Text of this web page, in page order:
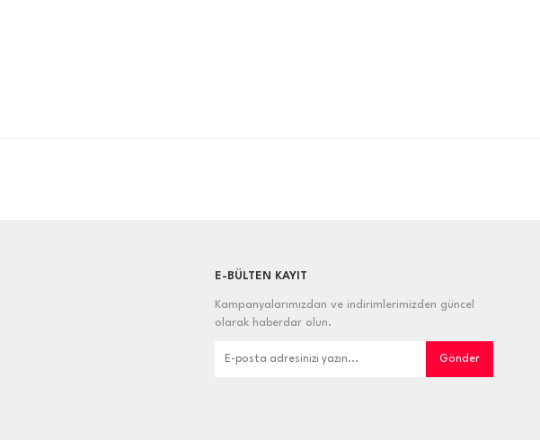
E-BÜLTEN KAYIT
Kampanyalarımızdan ve indirimlerimizden güncel
olarak haberdar olun.
Gönder